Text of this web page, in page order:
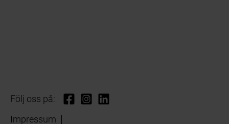
Följ oss på:
Impressum